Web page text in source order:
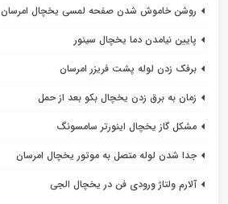
روشن خاموش شدن صفحه لمسی یخچال امرسان
پایین نیامدن دما یخچال سینور
برفک زدن لوله پشت فریزر امرسان
زمان به برق زدن یخچال بکو بعد از حمل
مشکل گاز يخچال اينورتر سامسونگ
جدا شدن لوله متصل به موتور یخچال امرسان
آلارم ولتاژ ورودی فن در یخچال الجی